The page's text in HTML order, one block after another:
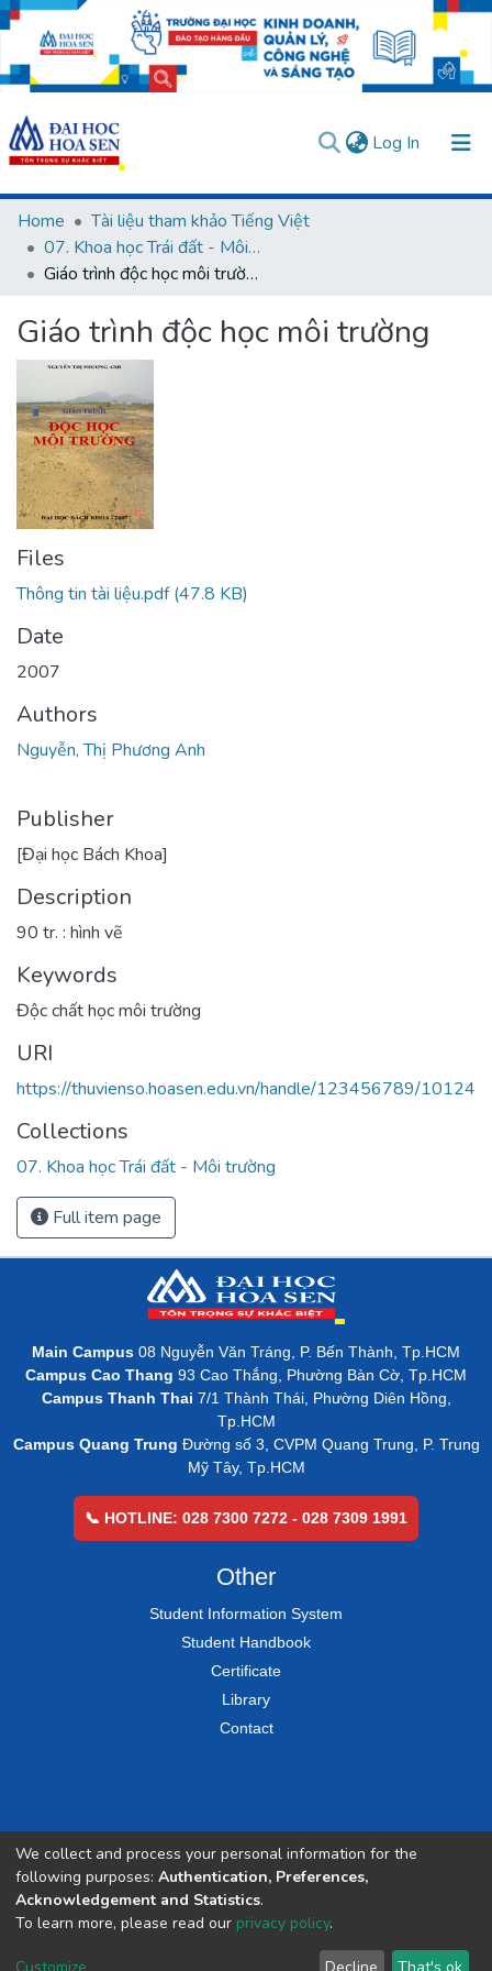
Log In (current)
Communities & Collections
All of DSpace
User guides
Usage rules
Verify account
Home
Tài liệu tham khảo Tiếng Việt
07. Khoa học Trái đất - Môi trường
Giáo trình độc học môi trường
Giáo trình độc học môi trường
Files
Thông tin tài liệu.pdf(47.8 KB)
Date
2007
Authors
Nguyễn, Thị Phương Anh
Publisher
[Đại học Bách Khoa]
Description
90 tr. : hình vẽ
Keywords
Độc chất học môi trường
URI
https://thuvienso.hoasen.edu.vn/handle/123456789/10124
Collections
07. Khoa học Trái đất - Môi trường
Full item page
Main Campus 08 Nguyễn Văn Tráng, P. Bến Thành, Tp.HCM
Campus Cao Thang 93 Cao Thắng, Phường Bàn Cờ, Tp.HCM
Campus Thanh Thai 7/1 Thành Thái, Phường Diên Hồng,
Tp.HCM
Campus Quang Trung Đường số 3, CVPM Quang Trung, P. Trung
Mỹ Tây, Tp.HCM
📞 HOTLINE: 028 7300 7272 - 028 7309 1991
Other
Student Information System
Student Handbook
Certificate
Library
Contact
We collect and process your personal information for the
following purposes: Authentication, Preferences,
Acknowledgement and Statistics.
To learn more, please read our privacy policy.